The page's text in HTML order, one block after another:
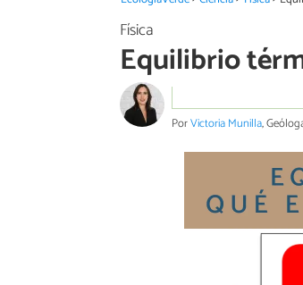
Física
Equilibrio
PorVictoria Munilla,